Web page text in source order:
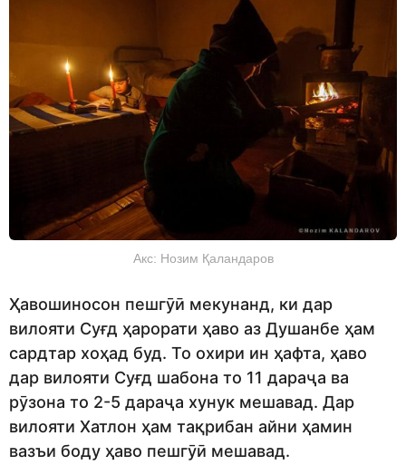
Акс: Нозим Қаландаров
Ҳавошиносон пешгӯӣ мекунанд, ки дар
вилояти Суғд ҳарорати ҳаво аз Душанбе ҳам
сардтар хоҳад буд. То охири ин ҳафта, ҳаво
дар вилояти Суғд шабона то 11 дараҷа ва
рӯзона то 2-5 дараҷа хунук мешавад. Дар
вилояти Хатлон ҳам тақрибан айни ҳамин
вазъи боду ҳаво пешгӯӣ мешавад.